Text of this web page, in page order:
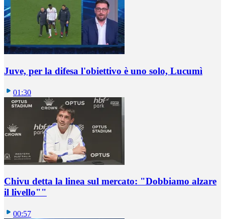
Juve, per la difesa l'obiettivo è uno solo, Lucumì
01:30
Chivu detta la linea sul mercato: "Dobbiamo alzare
il livello""
00:57